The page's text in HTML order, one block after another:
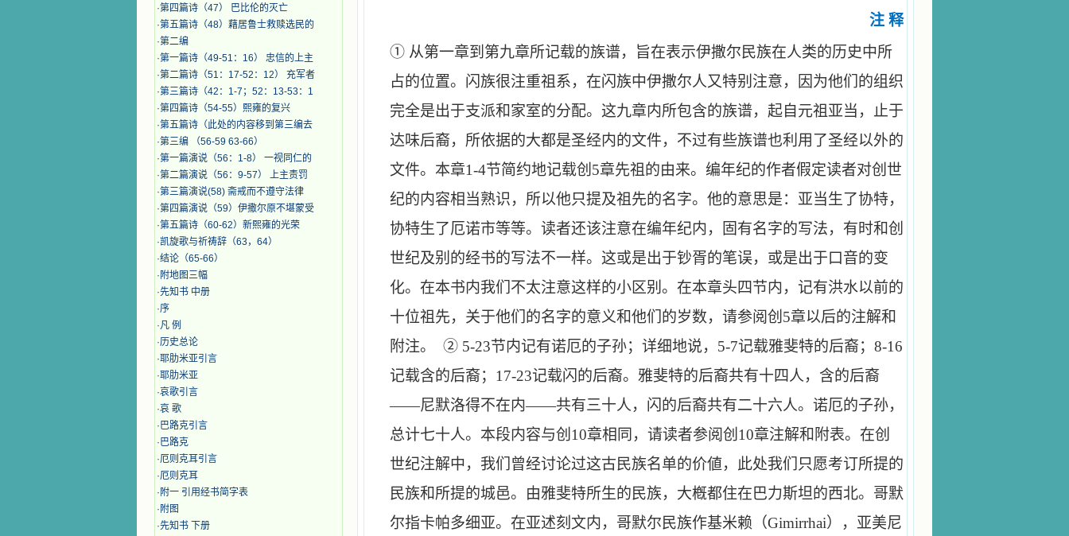
·第四篇诗（47） 巴比伦的灭亡
·第五篇诗（48）藉居鲁士救赎选民的
·第二编
·第一篇诗（49-51：16） 忠信的上主
·第二篇诗（51：17-52：12） 充军者
·第三篇诗（42：1-7；52：13-53：1
·第四篇诗（54-55）熙雍的复兴
·第五篇诗（此处的内容移到第三编去
·第三编 （56-59 63-66）
·第一篇演说（56：1-8） 一视同仁的
·第二篇演说（56：9-57） 上主责罚
·第三篇演说(58) 斋戒而不遵守法律
·第四篇演说（59）伊撒尔原不堪蒙受
·第五篇诗（60-62）新熙雍的光荣
·凯旋歌与祈祷辞（63，64）
·结论（65-66）
· 附地图三幅
·先知书 中册
·序
·凡 例
·历史总论
·耶肋米亚引言
·耶肋米亚
·哀歌引言
·哀 歌
·巴路克引言
·巴路克
·厄则克耳引言
·厄则克耳
· 附一 引用经书简字表
· 附图
·先知书 下册
注 释
① 从第一章到第九章所记载的族谱，旨在表示伊撒尔民族在人类的历史中所
占的位置。闪族很注重祖系，在闪族中伊撒尔人又特别注意，因为他们的组织
完全是出于支派和家室的分配。这九章内所包含的族谱，起自元祖亚当，止于
达味后裔，所依据的大都是圣经内的文件，不过有些族谱也利用了圣经以外的
文件。本章1-4节简约地记载创 5章先祖的由来。编年纪的作者假定读者对创世
纪的内容相当熟识，所以他只提及祖先的名字。他的意思是：亚当生了协特，
协特生了厄诺市等等。读者还该注意在编年纪内，固有名字的写法，有时和创
世纪及别的经书的写法不一样。这或是出于钞胥的笔误，或是出于口音的变
化。在本书内我们不太注意这样的小区别。在本章头四节内，记有洪水以前的
十位祖先，关于他们的名字的意义和他们的岁数，请参阅创 5章以后的注解和
附注。 ② 5-23节内记有诺厄的子孙；详细地说， 5-7记载雅斐特的后裔； 8-16
记载含的后裔； 17-23记载闪的后裔。雅斐特的后裔共有十四人，含的后裔
——尼默洛得不在内——共有三十人，闪的后裔共有二十六人。诺厄的子孙，
总计七十人。本段内容与创 10章相同，请读者参阅创 10章注解和附表。在创
世纪注解中，我们曾经讨论过这古民族名单的价値，此处我们只愿考订所提的
民族和所提的城邑。由雅斐特所生的民族，大槪都住在巴力斯坦的西北。哥默
尔指卡帕多细亚。在亚述刻文内，哥默尔民族作基米赖（Gimirrhai），亚美尼